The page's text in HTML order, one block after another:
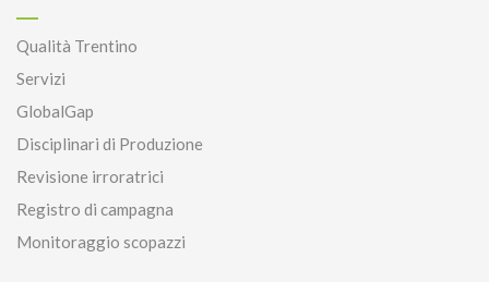
Qualità Trentino
Servizi
GlobalGap
Disciplinari di Produzione
Revisione irroratrici
Registro di campagna
Monitoraggio scopazzi